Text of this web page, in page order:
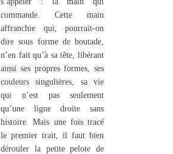
commande. Cette main
affranchie qui, pourrait-on
dire sous forme de boutade,
n’en fait qu’à sa tête, libérant
ainsi ses propres formes, ses
couleurs singulières, sa vie
qui n’est pas seulement
qu’une ligne droite sans
histoire. Mais une fois tracé
le premier trait, il faut bien
dérouler la petite pelote de